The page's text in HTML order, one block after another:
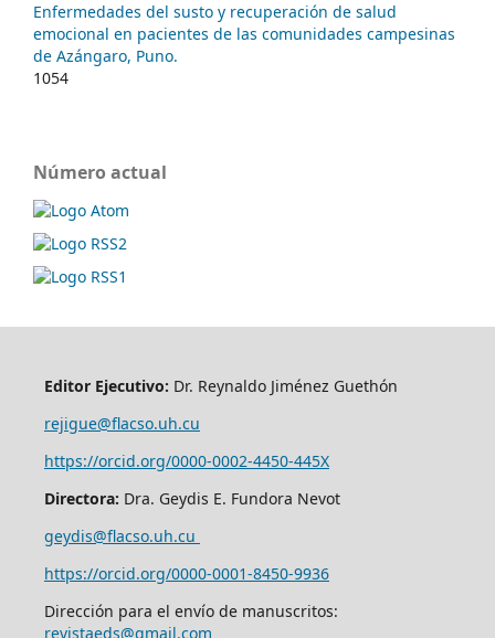
Enfermedades del susto y recuperación de salud
emocional en pacientes de las comunidades campesinas
de Azángaro, Puno.
1054
Número actual
Editor Ejecutivo: Dr. Reynaldo Jiménez Guethón
rejigue@flacso.uh.cu
https://orcid.org/0000-0002-4450-445X
Directora: Dra. Geydis E. Fundora Nevot
geydis@flacso.uh.cu
https://orcid.org/0000-0001-8450-9936
Dirección para el envío de manuscritos:
revistaeds@gmail.com